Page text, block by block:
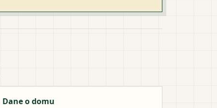
Dane o domu